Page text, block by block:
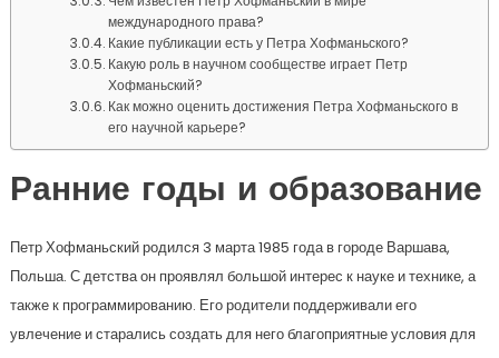
международного права?
Какие публикации есть у Петра Хофманьского?
Какую роль в научном сообществе играет Петр
Хофманьский?
Как можно оценить достижения Петра Хофманьского в
его научной карьере?
Ранние годы и образование
Петр Хофманьский родился 3 марта 1985 года в городе Варшава,
Польша. С детства он проявлял большой интерес к науке и технике, а
также к программированию. Его родители поддерживали его
увлечение и старались создать для него благоприятные условия для